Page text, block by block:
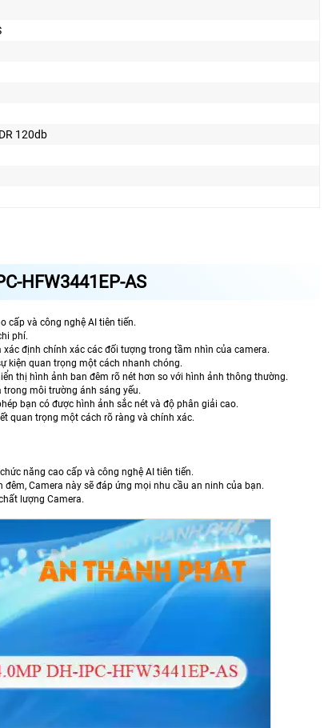
120db
HFW3441EP-AS
cấp và công nghệ AI tiên tiến.
phí.
định chính xác các đối tượng trong tầm nhìn của camera.
kiện quan trọng một cách nhanh chóng.
thị hình ảnh ban đêm rõ nét hơn so với hình ảnh thông thường.
môi trường ánh sáng yếu.
bạn có được hình ảnh sắc nét và độ phân giải cao.
quan trọng một cách rõ ràng và chính xác.
năng cao cấp và công nghệ AI tiên tiến.
Camera này sẽ đáp ứng mọi nhu cầu an ninh của bạn.
lượng Camera.